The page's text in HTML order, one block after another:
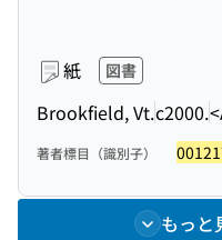
紙 図書
Brookfield, Vt.c2000.
著者標目（識別子）
もっと